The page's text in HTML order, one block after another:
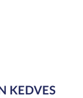
KEDVES